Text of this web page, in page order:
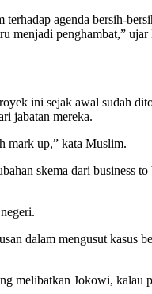
agenda bersih-
menjadi penghambat,”
ini sejak awal sudah
jabatan mereka.
mark up,” kata Muslim.
skema dari business to
dalam mengusut kasus
melibatkan Jokowi, kalau